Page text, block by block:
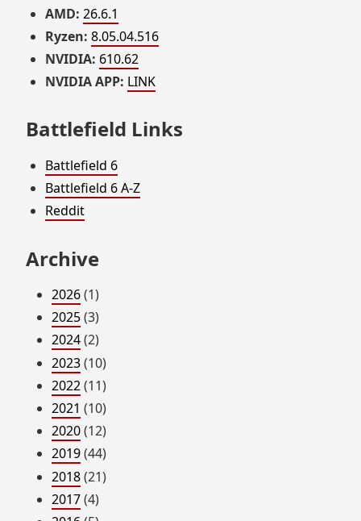
AMD: 26.6.1
Ryzen: 8.05.04.516
NVIDIA: 610.62
NVIDIA APP: LINK
Battlefield Links
Battlefield 6
Battlefield 6 A-Z
Reddit
Archive
2026(1)
2025(3)
2024(2)
2023(10)
2022(11)
2021 (10)
2020(12)
2019(44)
2018(21)
2017(4)